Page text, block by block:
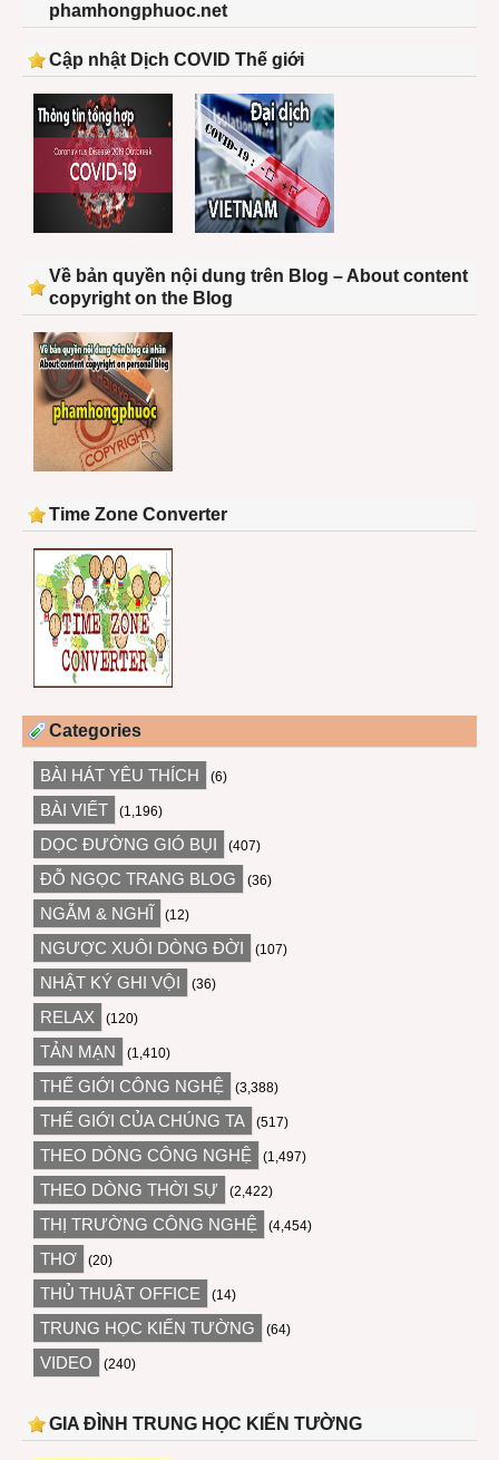
phamhongphuoc.net
Cập nhật Dịch COVID Thế giới
Về bản quyền nội dung trên Blog – About content
copyright on the Blog
Time Zone Converter
Categories
BÀI HÁT YÊU THÍCH (6)
BÀI VIẾT (1,196)
DỌC ĐƯỜNG GIÓ BỤI (407)
ĐỖ NGỌC TRANG BLOG (36)
NGẪM & NGHĨ (12)
NGƯỢC XUÔI DÒNG ĐỜI (107)
NHẬT KÝ GHI VỘI (36)
RELAX (120)
TẢN MẠN (1,410)
THẾ GIỚI CÔNG NGHỆ (3,388)
THẾ GIỚI CỦA CHÚNG TA (517)
THEO DÒNG CÔNG NGHỆ (1,497)
THEO DÒNG THỜI SỰ (2,422)
THỊ TRƯỜNG CÔNG NGHỆ (4,454)
THƠ (20)
THỦ THUẬT OFFICE (14)
TRUNG HỌC KIẾN TƯỜNG (64)
VIDEO (240)
GIA ĐÌNH TRUNG HỌC KIẾN TƯỜNG